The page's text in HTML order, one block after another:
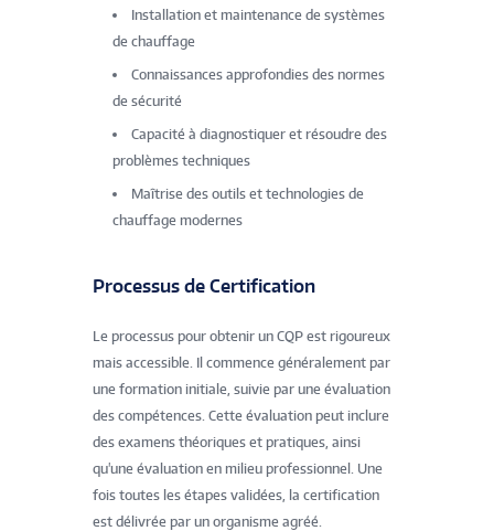
Installation et maintenance de systèmes
de chauffage
Connaissances approfondies des normes
de sécurité
Capacité à diagnostiquer et résoudre des
problèmes techniques
Maîtrise des outils et technologies de
chauffage modernes
Processus de Certification
Le processus pour obtenir un CQP est rigoureux
mais accessible. Il commence généralement par
une formation initiale, suivie par une évaluation
des compétences. Cette évaluation peut inclure
des examens théoriques et pratiques, ainsi
qu'une évaluation en milieu professionnel. Une
fois toutes les étapes validées, la certification
est délivrée par un organisme agréé.